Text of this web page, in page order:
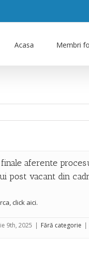
Acasa Membri
aferente
post vacant din
click aici.
9th, 2025 | Fără categorie |